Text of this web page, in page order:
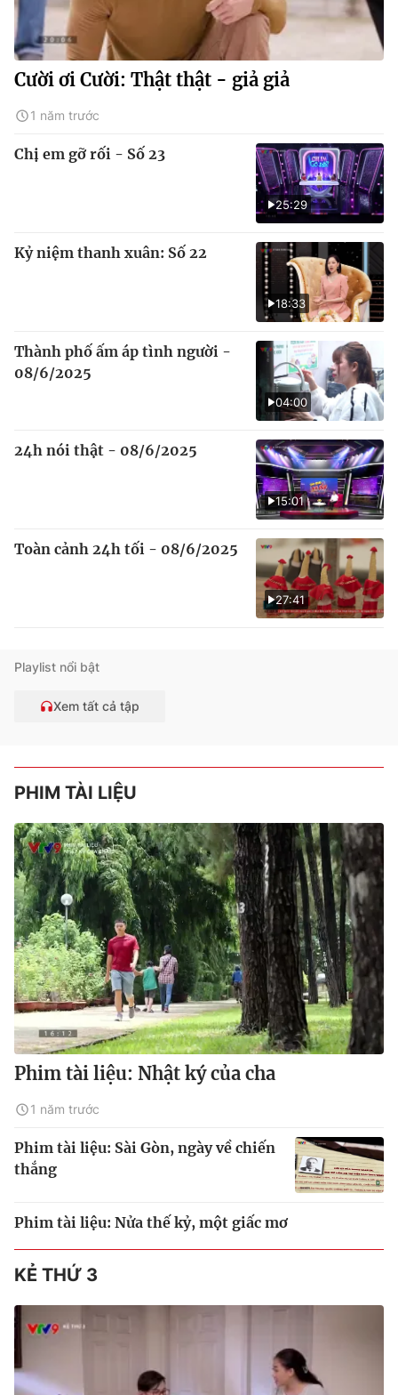
Cười ơi Cười: Thật thật - giả giả
1 năm trước
25:29
Chị em gỡ rối - Số 23
18:33
Kỷ niệm thanh xuân: Số 22
04:00
Thành phố ấm áp tình người -
08/6/2025
15:01
24h nói thật - 08/6/2025
27:41
Toàn cảnh 24h tối - 08/6/2025
Playlist nổi bật
Xem tất cả tập
PHIM TÀI LIỆU
Phim tài liệu: Nhật ký của cha
1 năm trước
Phim tài liệu: Sài Gòn, ngày về chiến
thắng
Phim tài liệu: Nửa thế kỷ, một giấc mơ
KẺ THỨ 3